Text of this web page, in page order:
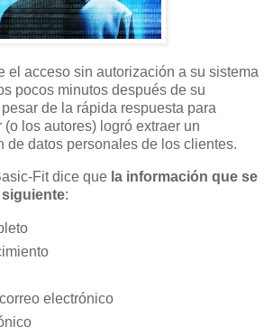
el acceso sin autorización a su sistema
pocos minutos después de su
de la rápida respuesta para
(o los autores) logró extraer un
de datos personales de los clientes.
Fit dice que la información que se
siguiente:
electrónico